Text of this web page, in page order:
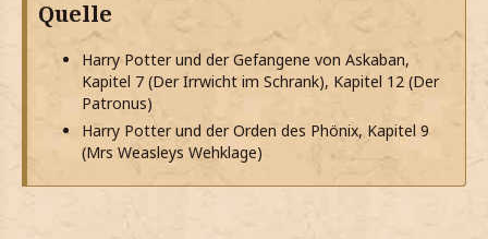
Quelle
Harry Potter und der Gefangene von Askaban,
Kapitel 7 (Der Irrwicht im Schrank), Kapitel 12 (Der
Patronus)
Harry Potter und der Orden des Phönix, Kapitel 9
(Mrs Weasleys Wehklage)